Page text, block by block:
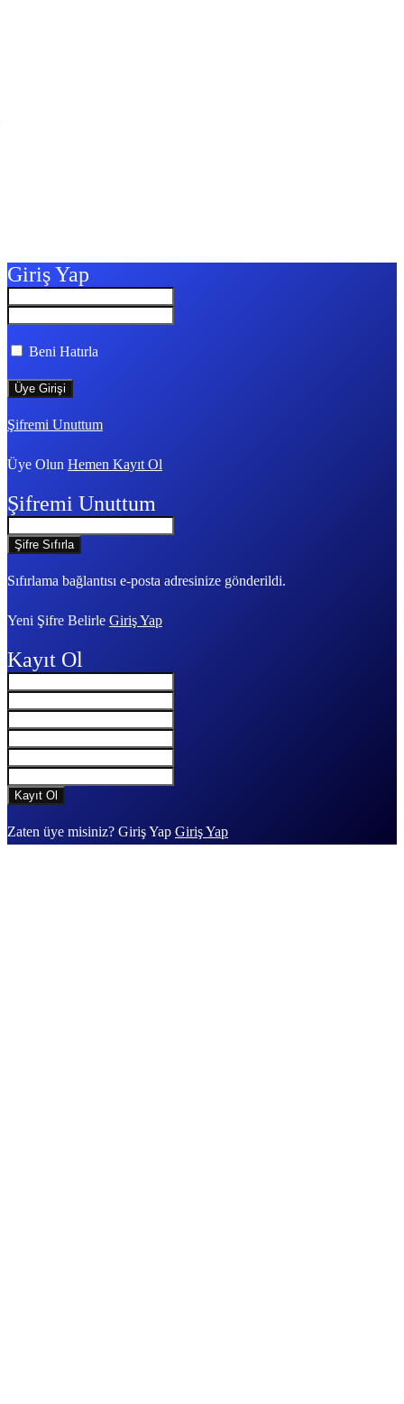
Giriş Yap
Beni Hatırla
Şifremi Unuttum
Üye Olun Hemen Kayıt Ol
Şifremi Unuttum
Sıfırlama bağlantısı e-posta adresinize gönderildi.
Yeni Şifre Belirle Giriş Yap
Kayıt Ol
Zaten üye misiniz? Giriş Yap Giriş Yap